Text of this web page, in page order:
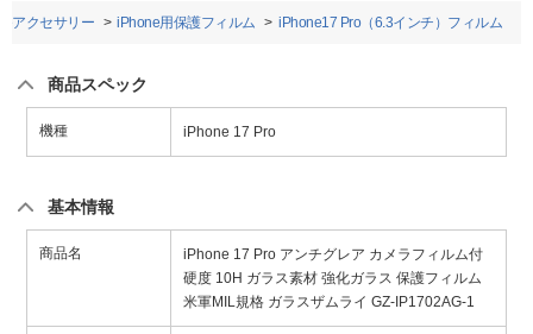
アクセサリー iPhone用保護フィルム iPhone17 Pro（6.3インチ）フィルム
商品スペック
機種 iPhone 17 Pro
基本情報
商品名
iPhone 17 Pro アンチグレア カメラフィルム付
硬度 10H ガラス素材 強化ガラス 保護フィルム
米軍MIL規格 ガラスザムライ GZ-IP1702AG-1